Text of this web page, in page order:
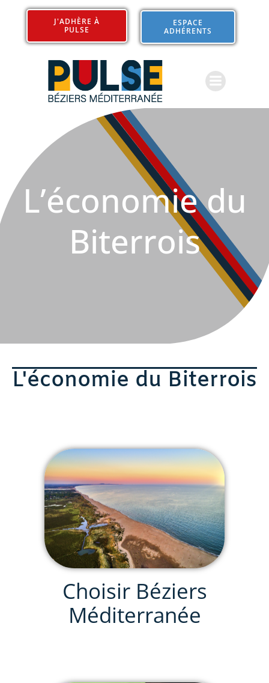
J'ADHÈRE À
PULSE
ESPACE
ADHÉRENTS
L’économie du
Biterrois
L'économie du Biterrois
Choisir Béziers
Méditerranée